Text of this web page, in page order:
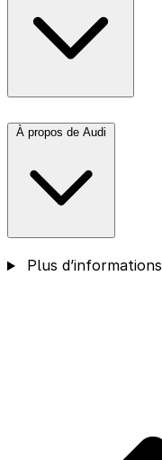
À propos de Audi
Plus d’informations